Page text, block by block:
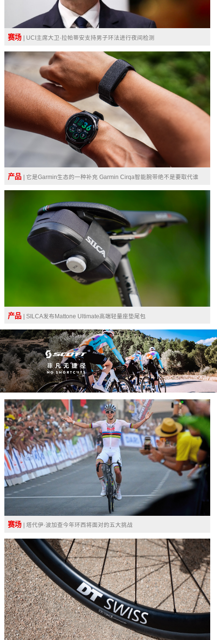
赛场 | UCI主席大卫·拉帕蒂安支持男子环法进行夜间检测
产品 | 它是Garmin生态的一种补充 Garmin Cirqa智能腕带绝不是要取代谁
产品 | SILCA发布Mattone Ultimate高端轻量座垫尾包
广告
赛场 | 塔代伊·波加查今年环西将面对的五大挑战